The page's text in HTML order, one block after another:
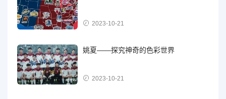
2023-10-21
姚夏——探究神奇的色彩世界
2023-10-21